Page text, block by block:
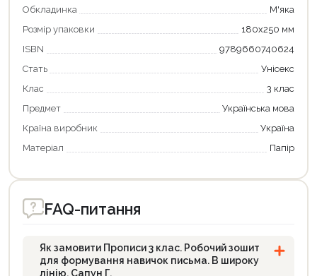
Обкладинка
М'яка
Розмір упаковки
180х250 мм
ISBN
9789660740624
Стать
Унісекс
Клас
3 клас
Предмет
Українська мова
Країна виробник
Україна
Матеріал
Папір
FAQ-питання
Як замовити Прописи 3 клас. Робочий зошит
для формування навичок письма. В широку
лінію. Сапун Г.